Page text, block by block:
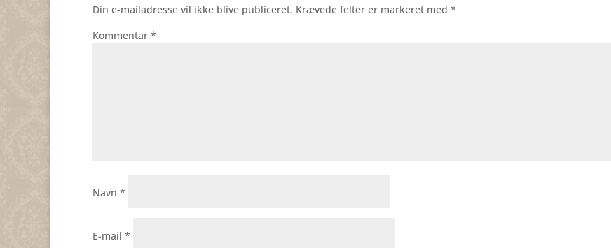
Din e-mailadresse vil ikke blive publiceret. Krævede felter er markeret med *
Kommentar *
Navn *
E-mail *